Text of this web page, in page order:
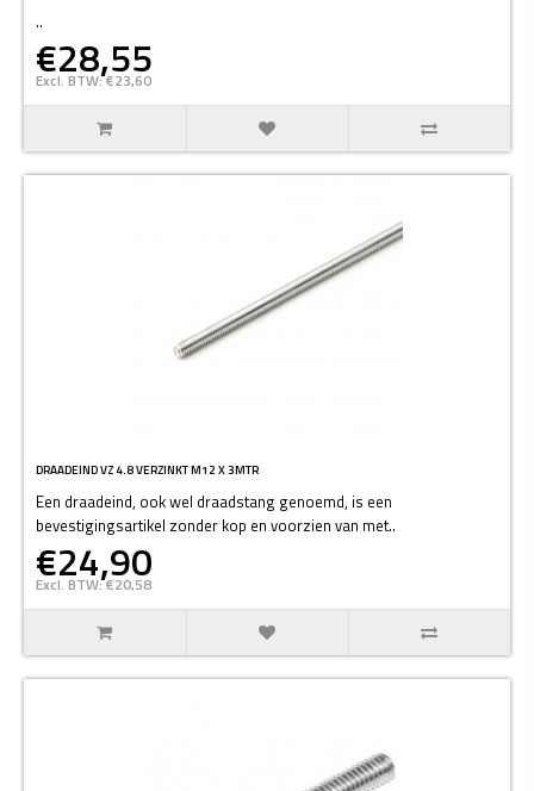
..
€28,55
Excl. BTW: €23,60
DRAADEIND VZ 4.8 VERZINKT M12 X 3MTR
Een draadeind, ook wel draadstang genoemd, is een
bevestigingsartikel zonder kop en voorzien van met..
€24,90
Excl. BTW: €20,58